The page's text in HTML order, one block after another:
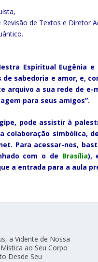
de Textos e Diretor
Espiritual Eugênia
de sabedoria e amor, e,
arquivo a sua rede de
para seus amigos”.
pode assistir à
colaboração simbólica,
Para acessar-nos,
com o de Brasília),
a entrada para a aula
a Vidente de Nossa
ao Seu Corpo
Desde Seu